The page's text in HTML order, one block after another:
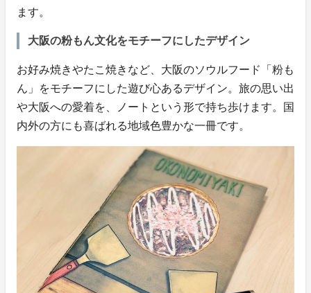
ます。
大阪の粉もん文化をモチーフにしたデザイン
お好み焼きやたこ焼きなど、大阪のソウルフード「粉も
ん」をモチーフにした遊び心あるデザイン。旅の思い出
や大阪への愛着を、ノートという形で持ち歩けます。国
内外の方にも喜ばれる地域色豊かな一冊です。